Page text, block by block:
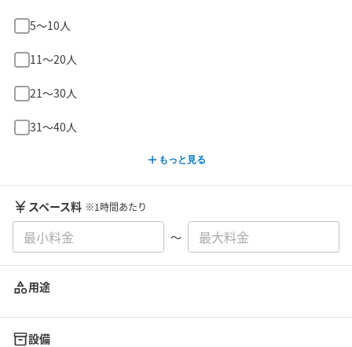
5〜10人
11〜20人
21〜30人
31〜40人
もっと見る
スペース料 ※1時間あたり
〜
用途
設備